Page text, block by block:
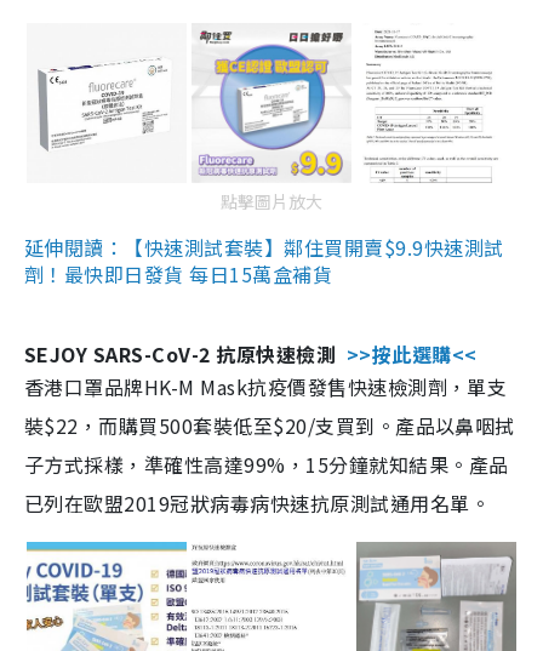
點擊圖片放大
延伸閱讀：【快速測試套裝】鄰住買開賣$9.9快速測試
劑！最快即日發貨 每日15萬盒補貨
SEJOY SARS-CoV-2 抗原快速檢測 >>按此選購<<
香港口罩品牌HK-M Mask抗疫價發售快速檢測劑，單支
裝$22，而購買500套裝低至$20/支買到。產品以鼻咽拭
子方式採樣，準確性高達99%，15分鐘就知結果。產品
已列在歐盟2019冠狀病毒病快速抗原測試通用名單。